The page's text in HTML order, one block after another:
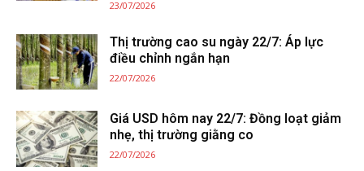
23/07/2026
Thị trường cao su ngày 22/7: Áp lực
điều chỉnh ngắn hạn
22/07/2026
Giá USD hôm nay 22/7: Đồng loạt giảm
nhẹ, thị trường giằng co
22/07/2026